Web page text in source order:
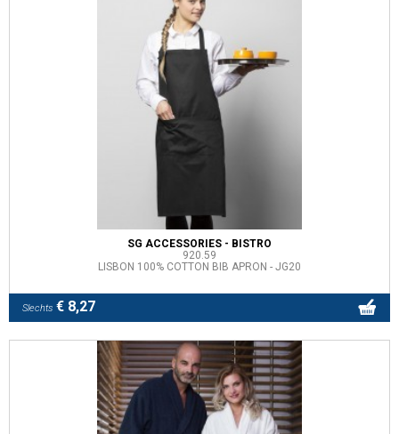
SG ACCESSORIES - BISTRO
920.59
LISBON 100% COTTON BIB APRON - JG20
Slechts € 8,27